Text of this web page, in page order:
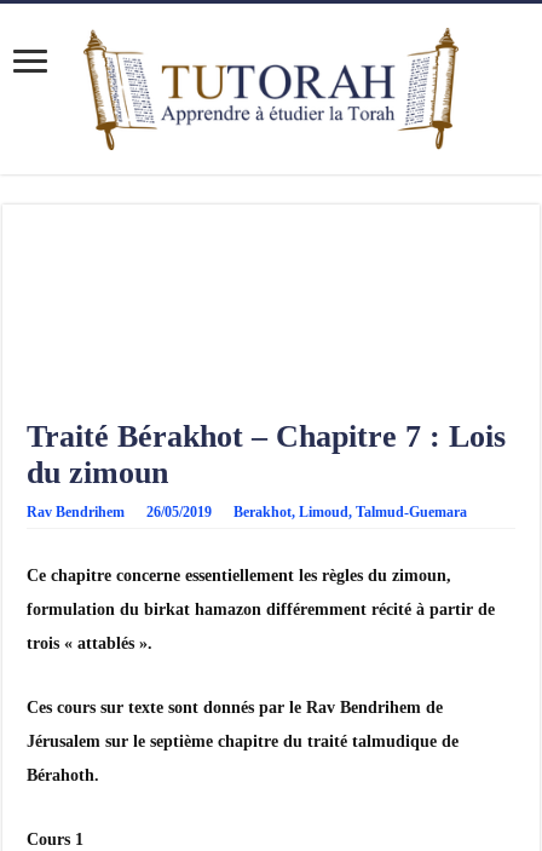
Traité Bérakhot – Chapitre 7 : Lois
du zimoun
Rav Bendrihem 26/05/2019 Berakhot,Limoud,Talmud-Guemara
Ce chapitre concerne essentiellement les règles du zimoun,
formulation du birkat hamazon différemment récité à partir de
trois « attablés ».
Ces cours sur texte sont donnés par le Rav Bendrihem de
Jérusalem sur le septième chapitre du traité talmudique de
Bérahoth.
Cours 1